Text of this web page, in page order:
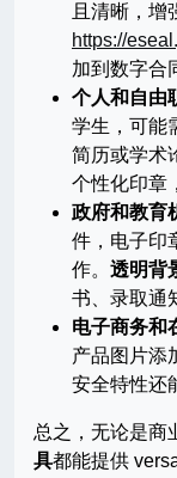
且清晰，增
https://
加到数字合
个人和自由
学生，可能
简历或学术
个性化印章
政府和教育
件，电子印
作。 透明背
书、录取通
电子商务和
产品图片添
安全特性还
总之，无论是商
具都能提供